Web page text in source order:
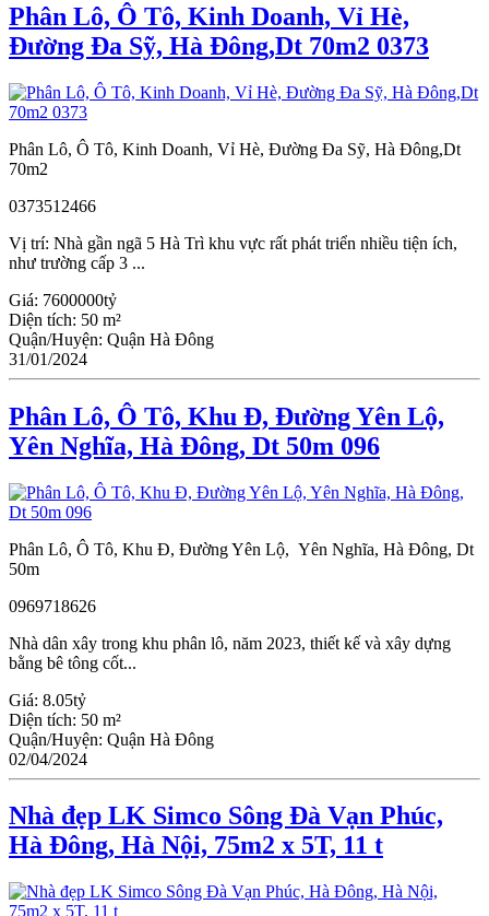
Phân Lô, Ô Tô, Kinh Doanh, Vỉ Hè,
Đường Đa Sỹ, Hà Đông,Dt 70m2 0373
Phân Lô, Ô Tô, Kinh Doanh, Vỉ Hè, Đường Đa Sỹ, Hà Đông,Dt
70m2
0373512466
Vị trí: Nhà gần ngã 5 Hà Trì khu vực rất phát triển nhiều tiện ích,
như trường cấp 3 ...
Giá: 7600000tỷ
Diện tích: 50 m²
Quận/Huyện: Quận Hà Đông
31/01/2024
Phân Lô, Ô Tô, Khu Đ, Đường Yên Lộ,
Yên Nghĩa, Hà Đông, Dt 50m 096
Phân Lô, Ô Tô, Khu Đ, Đường Yên Lộ, Yên Nghĩa, Hà Đông, Dt
50m
0969718626
Nhà dân xây trong khu phân lô, năm 2023, thiết kế và xây dựng
bằng bê tông cốt...
Giá: 8.05tỷ
Diện tích: 50 m²
Quận/Huyện: Quận Hà Đông
02/04/2024
Nhà đẹp LK Simco Sông Đà Vạn Phúc,
Hà Đông, Hà Nội, 75m2 x 5T, 11 t